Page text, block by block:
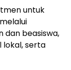
untuk
dan beasiswa,
lokal, serta